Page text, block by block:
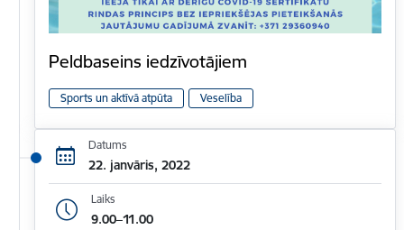
Peldbaseins iedzīvotājiem
Sports un aktīvā atpūta Veselība
Datums
22. janvāris, 2022
Laiks
9.00–11.00